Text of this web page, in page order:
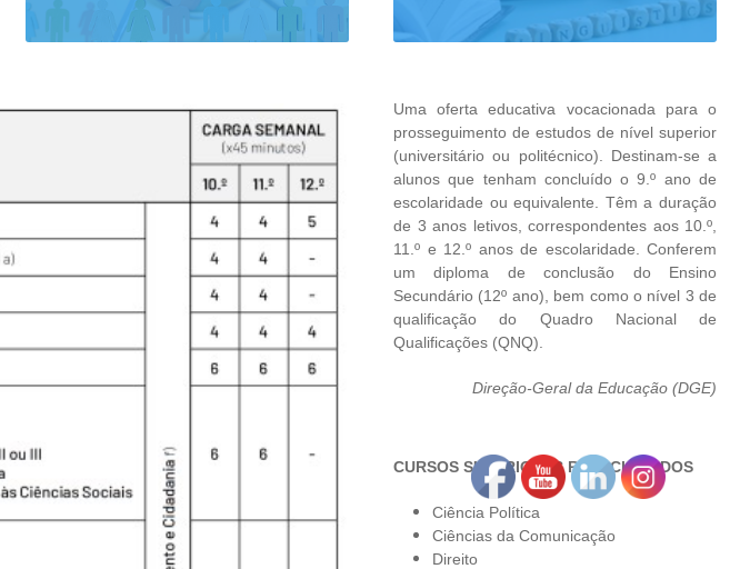
Uma oferta educativa vocacionada para o
prosseguimento de estudos de nível superior
(universitário ou politécnico). Destinam-se a
alunos que tenham concluído o 9.º ano de
escolaridade ou equivalente. Têm a duração
de 3 anos letivos, correspondentes aos 10.º,
11.º e 12.º anos de escolaridade. Conferem
um diploma de conclusão do Ensino
Secundário (12º ano), bem como o nível 3 de
qualificação do Quadro Nacional de
Qualificações (QNQ).
Direção-Geral da Educação (DGE)
CURSOS SUPERIORES RELACIONADOS
Ciência Política
Ciências da Comunicação
Direito